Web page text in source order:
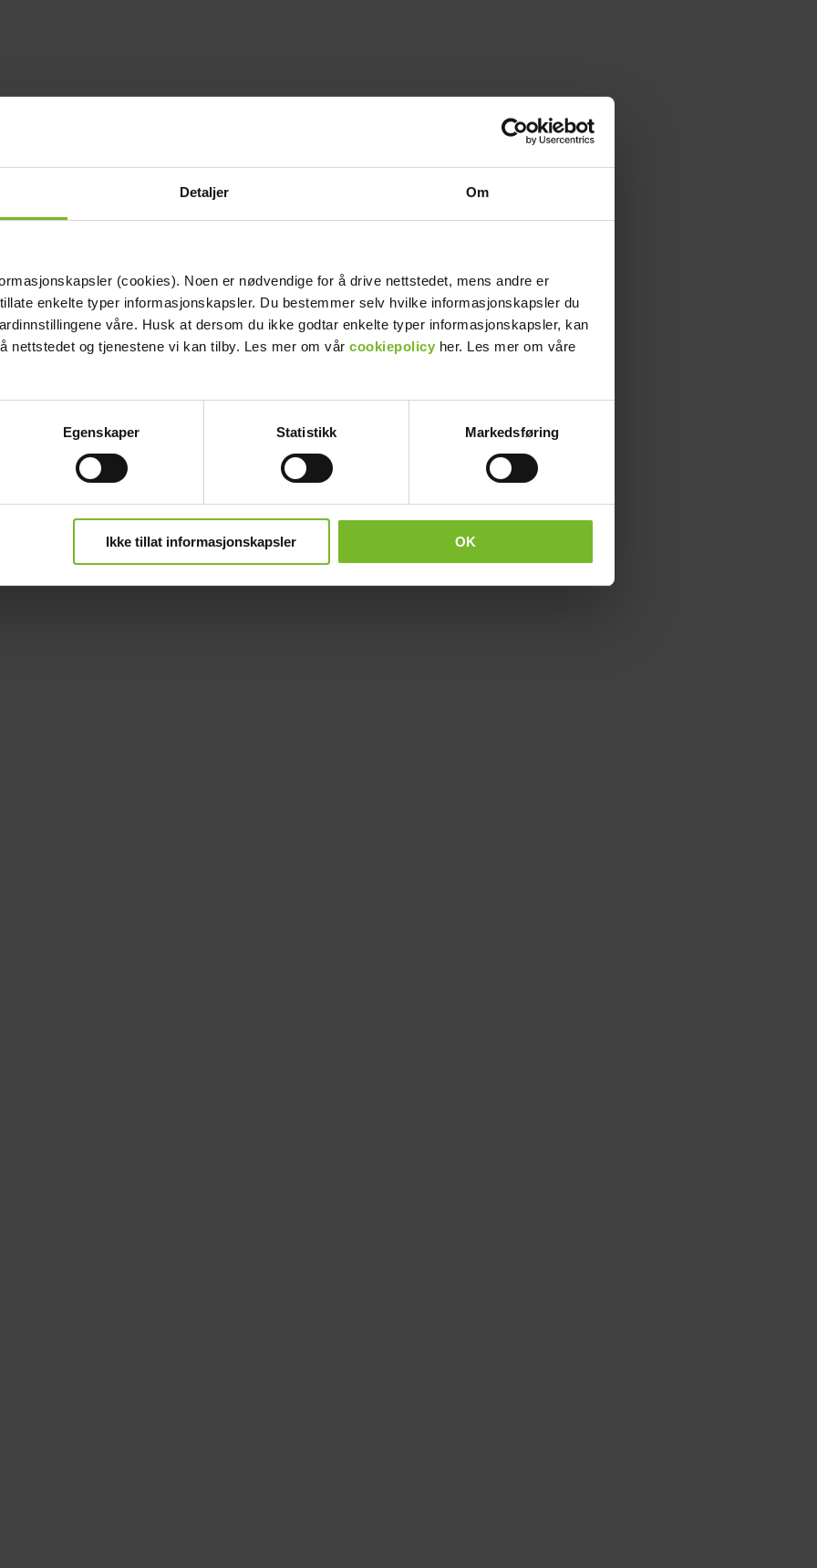
Detaljer Om
(cookies). Noen er nødvendige for å drive nettstedet, mens andre er
enkelte typer informasjonskapsler. Du bestemmer selv hvilke informasjonskapsler du
våre. Husk at dersom du ikke godtar enkelte typer informasjonskapsler, kan
nettstedet og tjenestene vi kan tilby. Les mer om vår cookiepolicy her. Les mer om våre
Egenskaper Statistikk Markedsføring
Ikke tillat informasjonskapsler OK